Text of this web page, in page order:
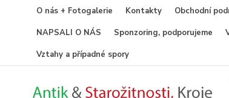
O nás + Fotogalerie Kontakty Obchodní
NAPSALI O NÁS
Sponzoring, podporujeme
Vztahy a případné spory